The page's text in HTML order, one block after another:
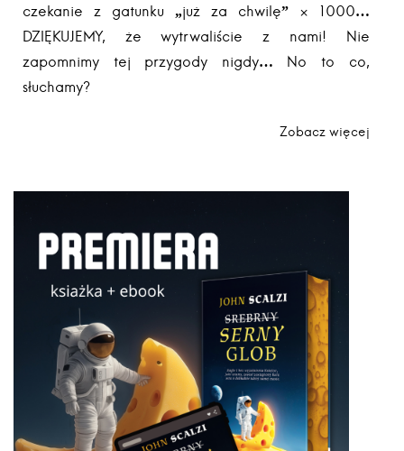
czekanie z gatunku „już za chwilę” × 1000…
DZIĘKUJEMY, że wytrwaliście z nami! Nie
zapomnimy tej przygody nigdy… No to co,
słuchamy?
Zobacz więcej